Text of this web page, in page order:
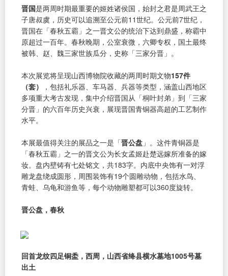
晋国是两周时期最重要的姬姓诸侯国，始封之君是周武王之
子唐叔虞，历史可以追溯至公元前11世纪。公元前7世纪，
晋国在「春秋五霸」之一晋文公的统治下达到鼎盛，称霸中
原超过一百年。春秋晚期，公室衰微，六卿专权，国土最终
被韩、赵、魏三家世族瓜分，史称「三家分晋」。
本次展览将呈现山西博物院收藏的两周时期文物157件
（套）
，包括礼乐器、车马器、兵器等类型，涵盖山西地区
多项重大考古发现，集中介绍晋国从「桐叶封弟」到「三家
分晋」的六百年历史兴衰，展现晋国青铜器高超的工艺制作
水平。
本展最值得关注的展品之一是「晋公盘 」。这件青铜器是
「春秋五霸」之一的晋文公为长女孟姬赴楚远嫁所准备的嫁
妆。盘内壁铸有七处铭文，共183字。内底中央饰有一对浮
雕龙盘绕成圆形，周围装饰有19个圆雕动物，包括水鸟、
青蛙、乌龟和游鱼等，每个动物雕塑都可以360度旋转。
晋公盘，春秋
回首龙纹四足铜盉，西周，山西省绛县横水墓地1005号墓
出土